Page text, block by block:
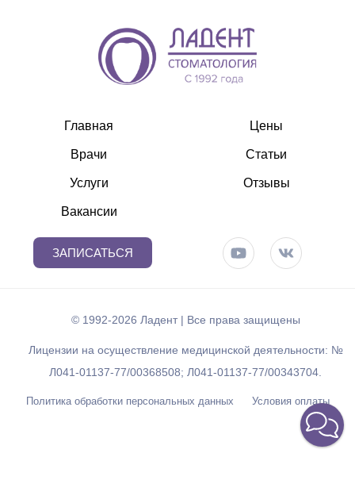
Главная
Врачи
Услуги
Вакансии
Цены
Статьи
Отзывы
ЗАПИСАТЬСЯ
© 1992-2026 Ладент | Все права защищены
Лицензии на осуществление медицинской деятельности: №
Л041-01137-77/00368508; Л041-01137-77/00343704.
Политика обработки персональных данных Условия оплаты